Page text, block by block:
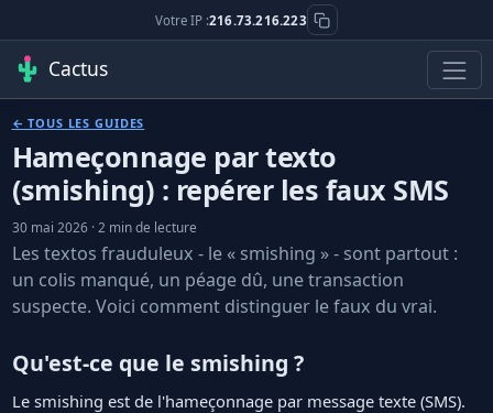
Votre IP :216.73.216.223
Cactus
← TOUS LES GUIDES
Hameçonnage par texto
(smishing) : repérer les faux SMS
30 mai 2026 · 2 min de lecture
Les textos frauduleux - le « smishing » - sont partout :
un colis manqué, un péage dû, une transaction
suspecte. Voici comment distinguer le faux du vrai.
Qu'est-ce que le smishing ?
Le smishing est de l'hameçonnage par message texte (SMS).